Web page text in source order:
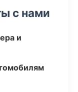
с нами
и